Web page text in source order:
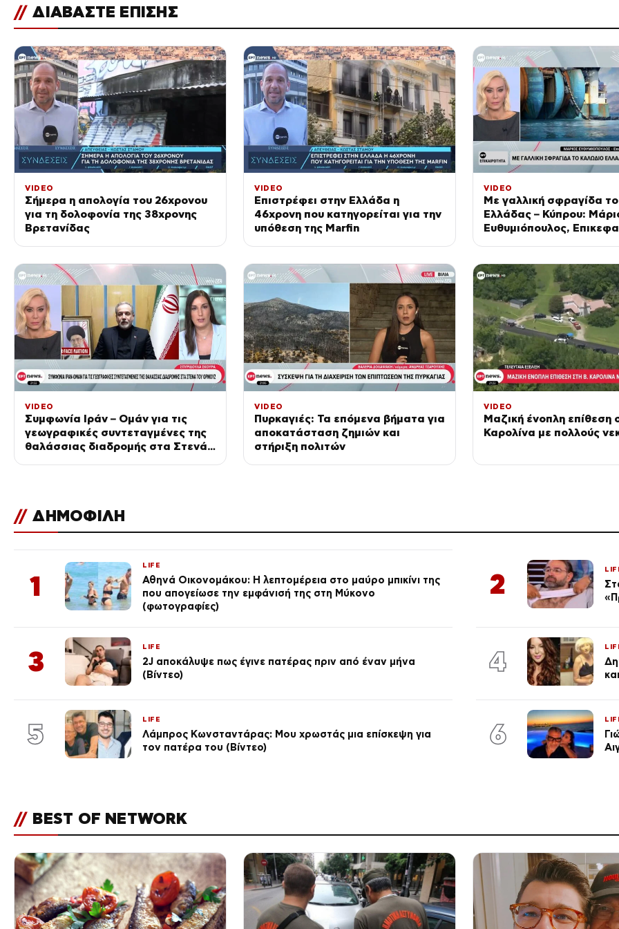
// ΔΙΑΒΑΣΤΕ ΕΠΙΣΗΣ
VIDEO
Σήμερα η απολογία του 26χρονου
για τη δολοφονία της 38χρονης
Βρετανίδας
VIDEO
Επιστρέφει στην Ελλάδα η
46χρονη που κατηγορείται για την
υπόθεση της Marfin
VIDEO
Με γαλλική σφραγίδα
Ελλάδας – Κύπρου:
Ευθυμιόπουλος,
VIDEO
Συμφωνία Ιράν – Ομάν για τις
γεωγραφικές συντεταγμένες της
θαλάσσιας διαδρομής στα Στενά
VIDEO
Πυρκαγιές: Τα επόμενα βήματα για
αποκατάσταση ζημιών και
στήριξη πολιτών
VIDEO
Μαζική ένοπλη επίθεση
Καρολίνα με πολλούς
// ΔΗΜΟΦΙΛΗ
1
LIFE
Αθηνά Οικονομάκου: Η λεπτομέρεια στο μαύρο μπικίνι της
που απογείωσε την εμφάνισή της στη Μύκονο
(φωτογραφίες)
2
3 LIFE
2J αποκάλυψε πως έγινε πατέρας πριν από έναν μήνα
(Βίντεο)
4
5 LIFE
Λάμπρος Κωνσταντάρας: Μου χρωστάς μια επίσκεψη για
τον πατέρα του (Βίντεο)
6
// BEST OF NETWORK